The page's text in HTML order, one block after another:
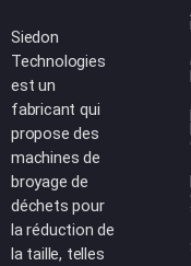
Siedon
Technologies
est un
fabricant qui
propose des
machines de
broyage de
déchets pour
la réduction de
la taille, telles